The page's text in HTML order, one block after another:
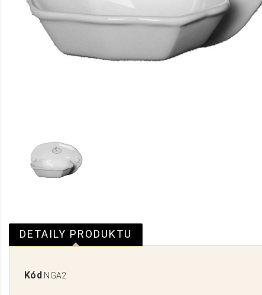
DETAILY PRODUKTU
Kód NGA2